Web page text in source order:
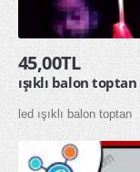
glow buz
glow çubuk
glow gözlük
glow kolye
glow taç
45,00TL
ışıklı balon toptan
led ışıklı balon toptan